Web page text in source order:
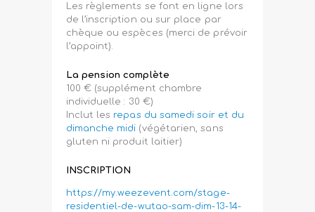
Les règlements se font en ligne lors
de l’inscription ou sur place par
chèque ou espèces (merci de prévoir
l’appoint).
La pension complète
100 € (supplément chambre
individuelle : 30 €)
Inclut les repas du samedi soir et du
dimanche midi (végétarien, sans
gluten ni produit laitier)
INSCRIPTION
https://my.weezevent.com/stage-
residentiel-de-wutao-sam-dim-13-14-